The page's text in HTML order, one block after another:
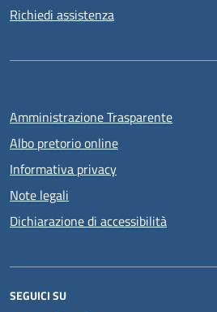
Richiedi assistenza
Amministrazione Trasparente
Albo pretorio online
Informativa privacy
Note legali
Dichiarazione di accessibilità
SEGUICI SU